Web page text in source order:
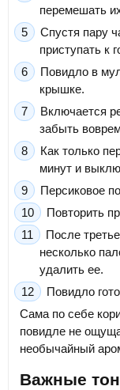
перемешать
Спустя пару
приступать к
Повидло в
крышке.
Включается
забыть
Как только
минут и
Персиковое
Повторить
После
несколько
удалить ее.
Повидло
Сама по себе
повидле не
необычайный
Важные